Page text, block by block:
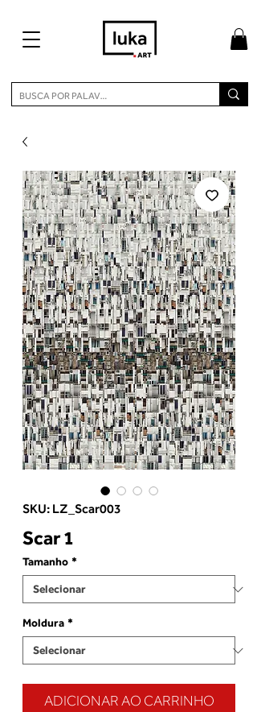
SKU: LZ_Scar003
Scar 1
Tamanho *
Moldura *
ADICIONAR AO CARRINHO